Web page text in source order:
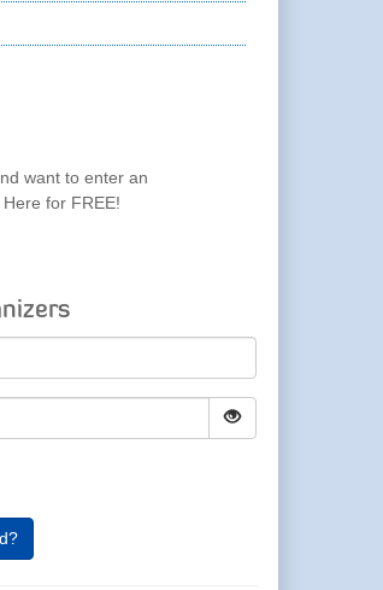
want to enter an
for FREE!